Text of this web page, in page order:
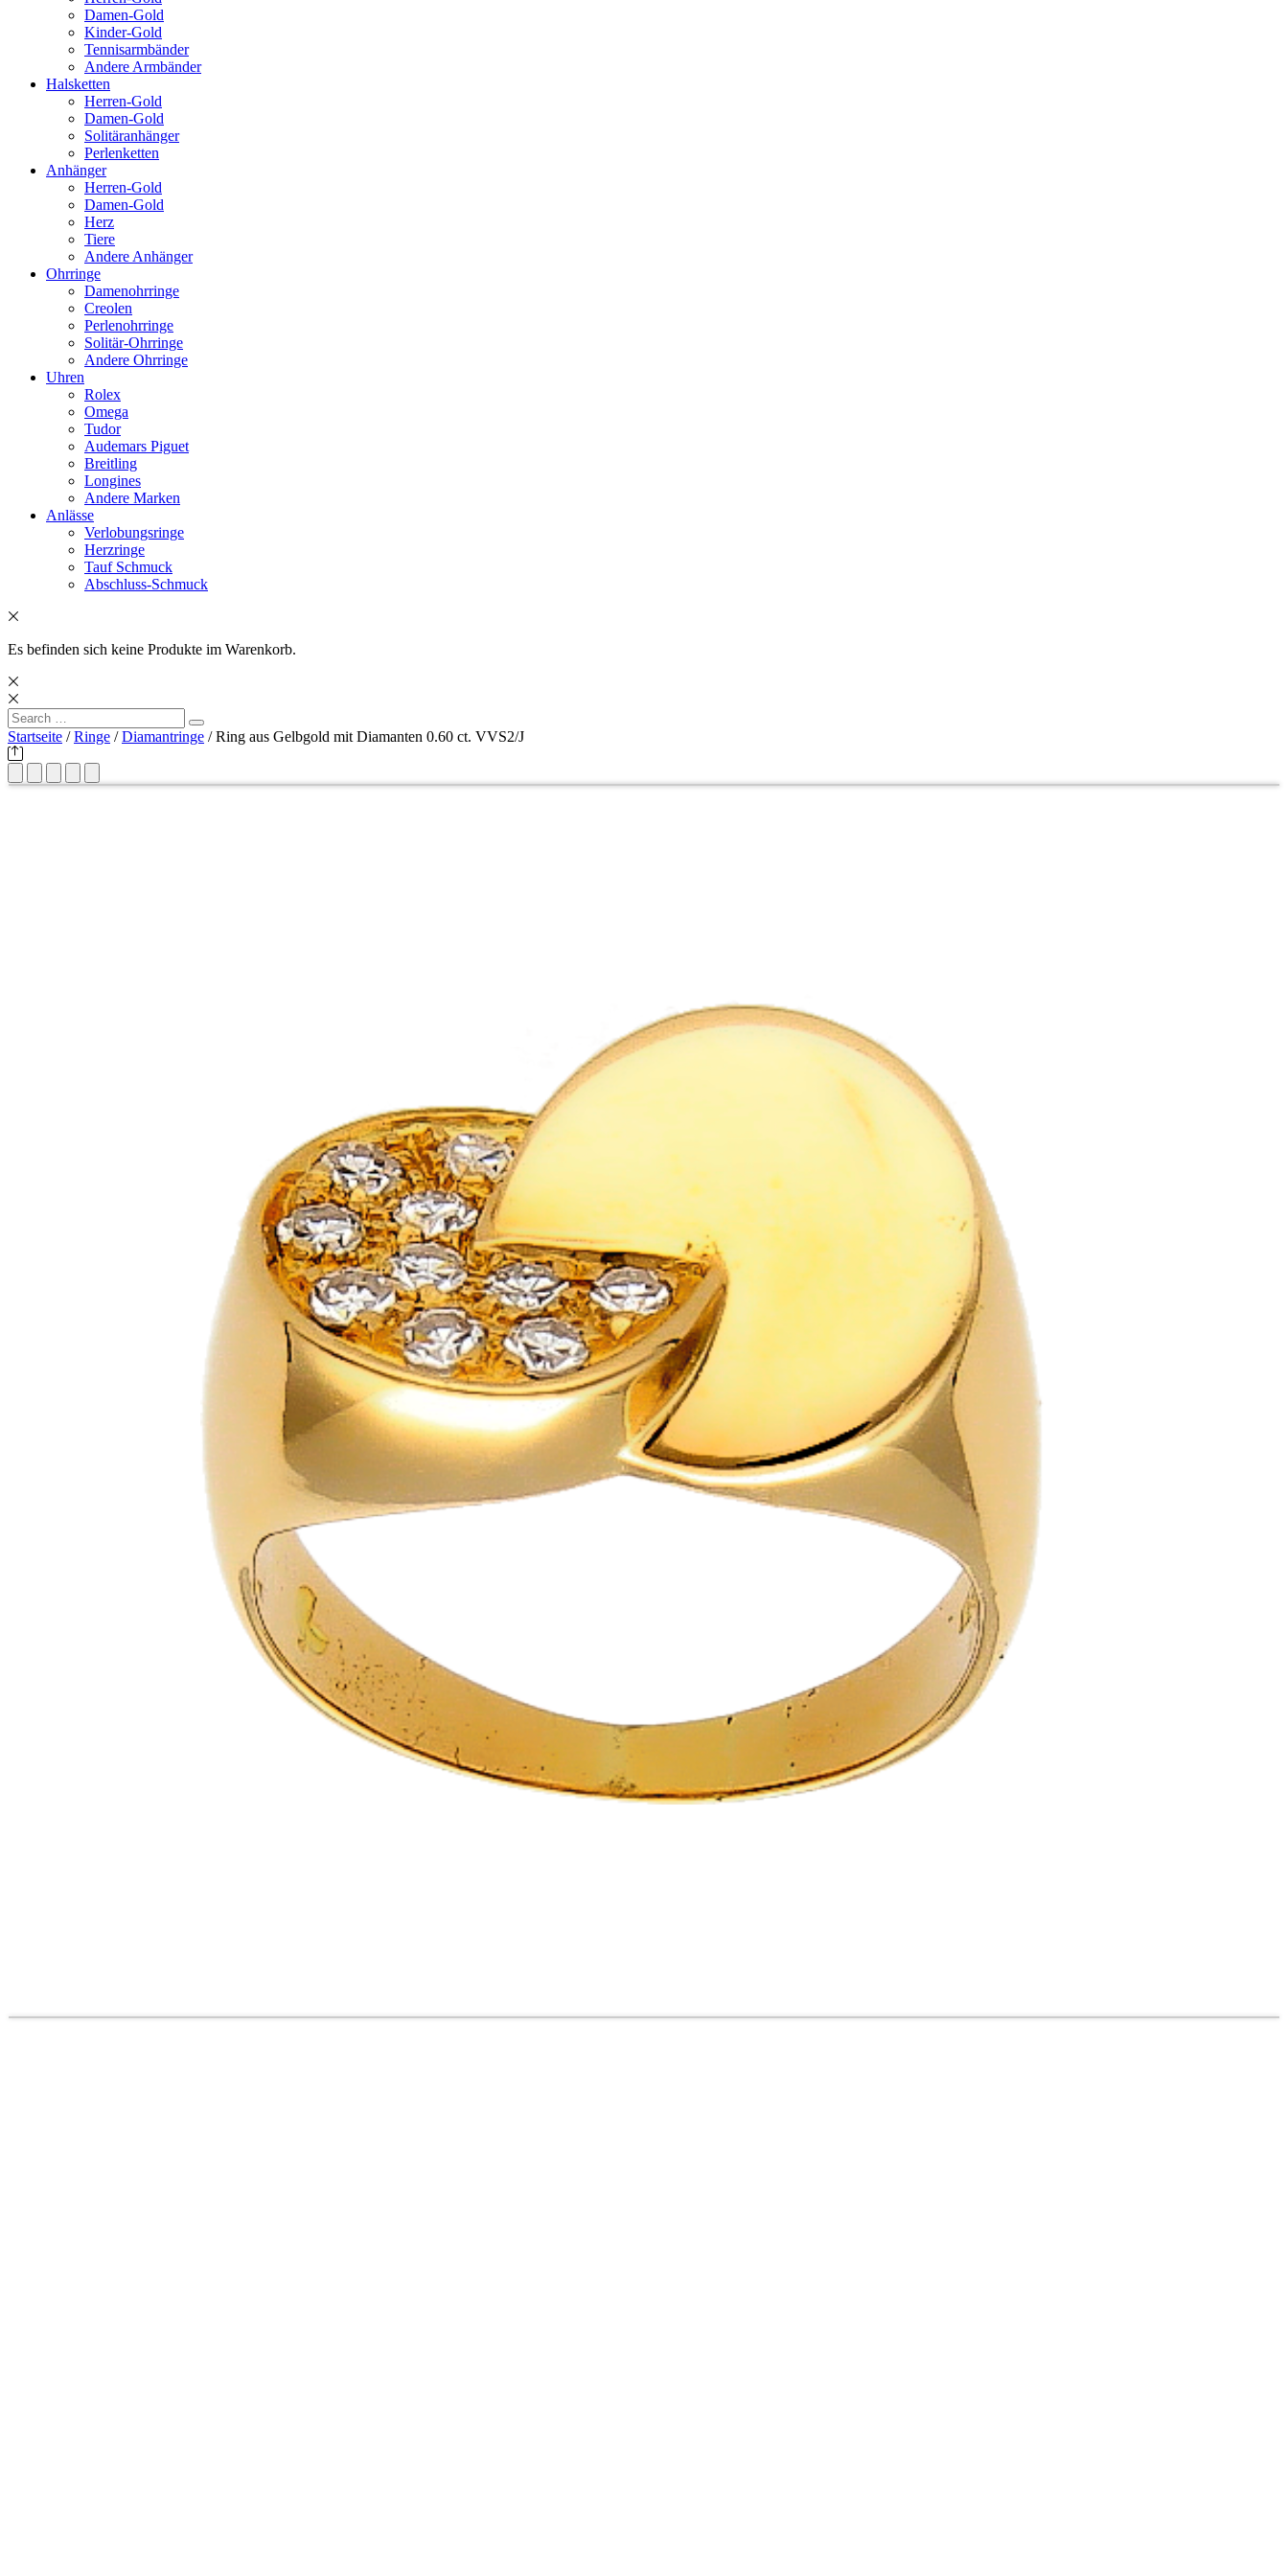
Damen-Gold
Kinder-Gold
Tennisarmbänder
Andere Armbänder
Halsketten
Herren-Gold
Damen-Gold
Solitäranhänger
Perlenketten
Anhänger
Herren-Gold
Damen-Gold
Herz
Tiere
Andere Anhänger
Ohrringe
Damenohrringe
Creolen
Perlenohrringe
Solitär-Ohrringe
Andere Ohrringe
Uhren
Rolex
Omega
Tudor
Audemars Piguet
Breitling
Longines
Andere Marken
Anlässe
Verlobungsringe
Herzringe
Tauf Schmuck
Abschluss-Schmuck
Es befinden sich keine Produkte im Warenkorb.
Search
for:
Search
Startseite /Ringe /Diamantringe / Ring aus Gelbgold mit Diamanten 0.60 ct. VVS2/J